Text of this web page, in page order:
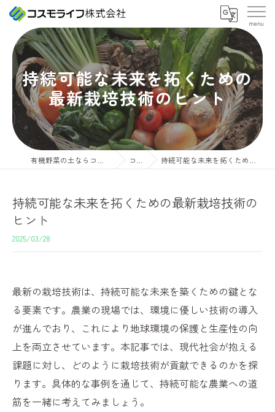
持続可能な未来を拓くための
最新栽培技術のヒント
コラム 持続可能な未来を拓くための最新栽培技術のヒント
持続可能な未来を拓くための最新栽培技術の
ヒント
2025/03/28
最新の栽培技術は、持続可能な未来を築くための鍵とな
る要素です。農業の現場では、環境に優しい技術の導入
が進んでおり、これにより地球環境の保護と生産性の向
上を両立させています。本記事では、現代社会が抱える
課題に対し、どのように栽培技術が貢献できるのかを探
ります。具体的な事例を通じて、持続可能な農業への道
筋を一緒に考えてみましょう。